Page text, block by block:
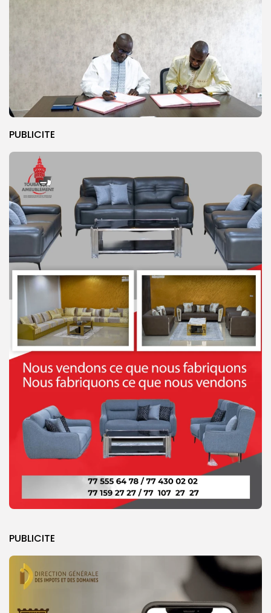
PUBLICITE
PUBLICITE